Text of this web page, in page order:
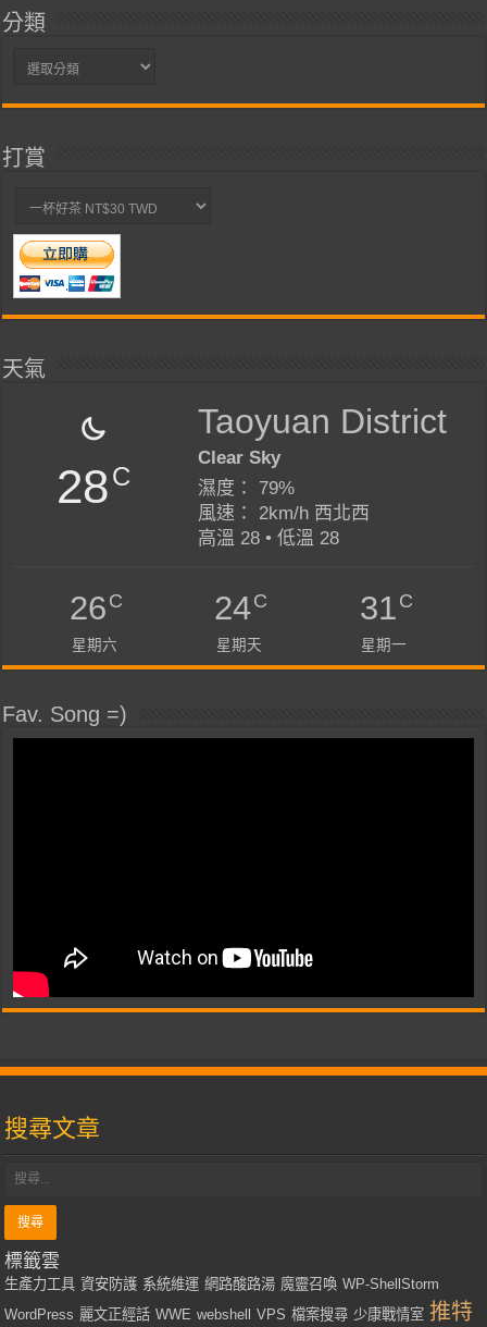
分類
分
打賞
天氣
28C
Taoyuan District
Clear Sky
濕度： 79%
風速： 2km/h 西北西
高溫 28 • 低溫 28
26C
星期六
24C
星期天
31C
星期一
Fav. Song =)
搜尋文章
標籤雲
生產力工具 資安防護 系統維運 網路酸路湯 魔靈召喚 WP-ShellStorm
WordPress 麗文正經話 WWE webshell VPS 檔案搜尋 少康戰情室 推特